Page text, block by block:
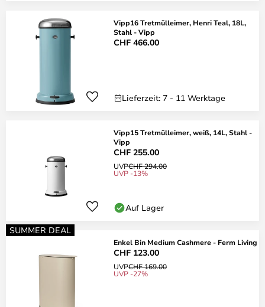
Vipp16 Tretmülleimer, Henri Teal, 18L,
Stahl - Vipp
CHF 466.00
Lieferzeit: 7 - 11 Werktage
Vipp15 Tretmülleimer, weiß, 14L, Stahl -
Vipp
CHF 255.00
UVPCHF 294.00
UVP -13%
Auf Lager
SUMMER DEAL
Enkel Bin Medium Cashmere - Ferm Living
CHF 123.00
UVPCHF 169.00
UVP -27%